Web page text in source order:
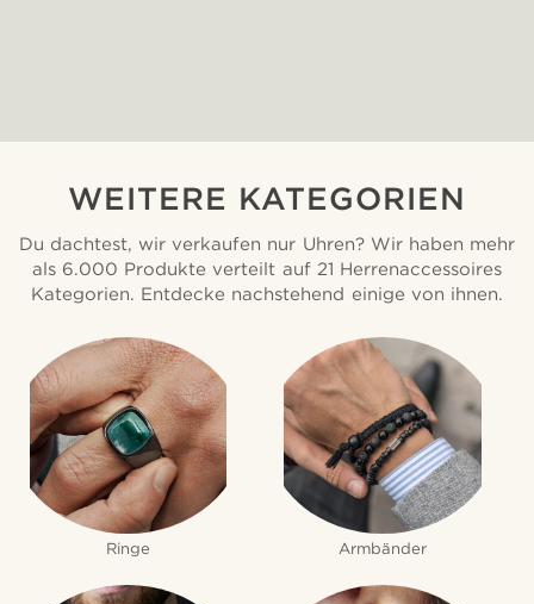
WEITERE KATEGORIEN
Du dachtest, wir verkaufen nur Uhren? Wir haben mehr
als 6.000 Produkte verteilt auf 21 Herrenaccessoires
Kategorien. Entdecke nachstehend einige von ihnen.
Ringe Armbänder